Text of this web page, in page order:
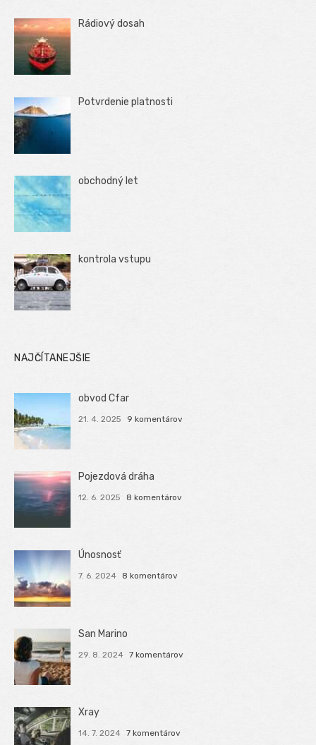
Rádiový dosah
Potvrdenie platnosti
obchodný let
kontrola vstupu
NAJČÍTANEJŠIE
obvod Cfar
21. 4. 2025 9 komentárov
Pojezdová dráha
12. 6. 2025 8 komentárov
Únosnosť
7. 6. 2024 8 komentárov
San Marino
29. 8. 2024 7 komentárov
Xray
14. 7. 2024 7 komentárov